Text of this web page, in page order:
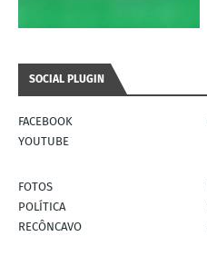
SOCIAL PLUGIN
FACEBOOK
YOUTUBE
FOTOS
POLÍTICA
RECÔNCAVO